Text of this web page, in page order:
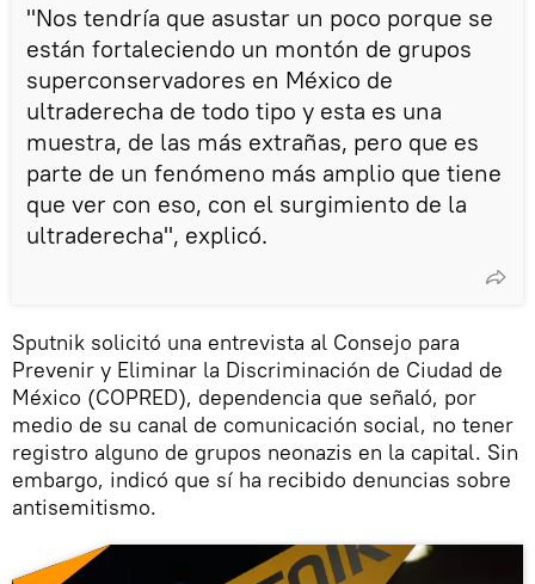
"Nos tendría que asustar un poco porque se
están fortaleciendo un montón de grupos
superconservadores en México de
ultraderecha de todo tipo y esta es una
muestra, de las más extrañas, pero que es
parte de un fenómeno más amplio que tiene
que ver con eso, con el surgimiento de la
ultraderecha", explicó.
Sputnik solicitó una entrevista al Consejo para
Prevenir y Eliminar la Discriminación de Ciudad de
México (COPRED), dependencia que señaló, por
medio de su canal de comunicación social, no tener
registro alguno de grupos neonazis en la capital. Sin
embargo, indicó que sí ha recibido denuncias sobre
antisemitismo.